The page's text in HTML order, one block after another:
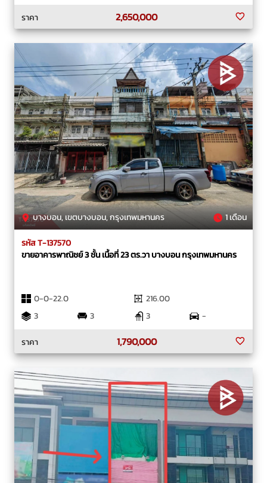
ราคา 2,650,000
บางบอน, เขตบางบอน, กรุงเทพมหานคร 1 เดือน
รหัส T-137570
ขายอาคารพาณิชย์ 3 ชั้น เนื้อที่ 23 ตร.วา บางบอน กรุงเทพมหานคร
0-0-22.0
216.00
3
3 3
-
ราคา
1,790,000